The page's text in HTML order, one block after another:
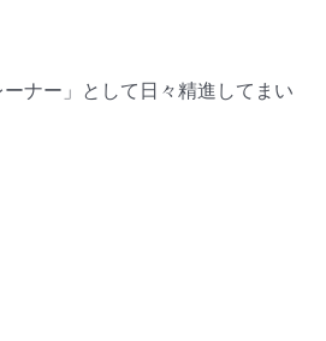
ナー」として日々精進してまい